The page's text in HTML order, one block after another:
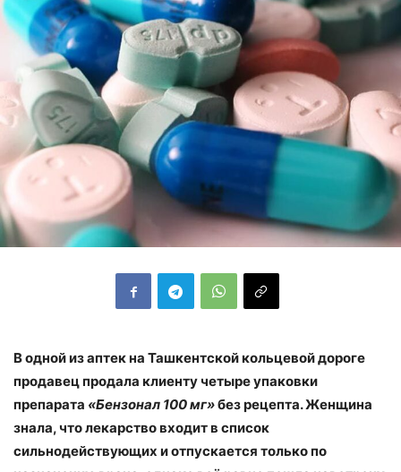
В одной из аптек на Ташкентской кольцевой дороге
продавец продала клиенту четыре упаковки
препарата «Бензонал 100 мг»без рецепта. Женщина
знала, что лекарство входит в список
сильнодействующих и отпускается только по